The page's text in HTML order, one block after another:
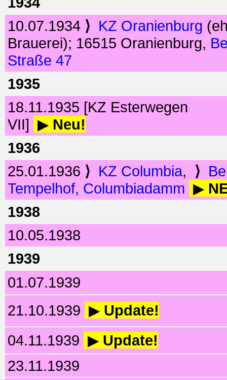
10.07.1934 ⟩ KZ Oranienburg
Brauerei); 16515 Oranienburg,
Straße 47
1935
18.11.1935 [KZ Esterwegen
VII] ▶ Neu!
1936
25.01.1936 ⟩ KZ Columbia, ⟩
Tempelhof, Columbiadamm ▶
1938
10.05.1938
1939
01.07.1939
21.10.1939 ▶ Update!
04.11.1939 ▶ Update!
23.11.1939